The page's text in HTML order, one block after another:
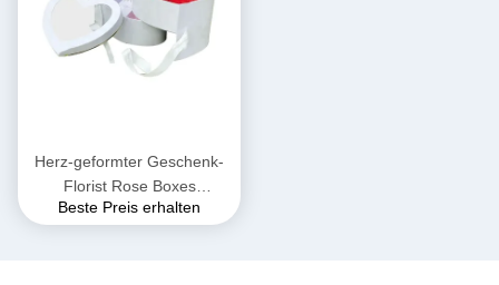
Herz-geformter Geschenk-
Florist Rose Boxes
Durchmessers 310mm
Beste Preis erhalten